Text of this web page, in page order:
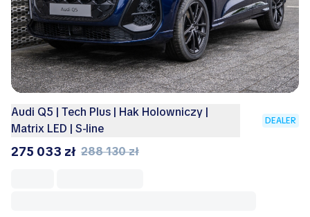
Audi Q5 | Tech Plus | Hak Holowniczy |
Matrix LED | S-line
DEALER
275 033 zł 288 130 zł